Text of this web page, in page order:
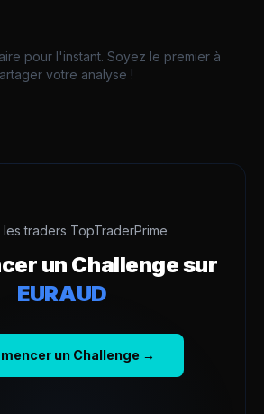
pour l'instant. Soyez le premier à
votre analyse !
les traders TopTraderPrime
un Challenge sur
EURAUD
un Challenge →